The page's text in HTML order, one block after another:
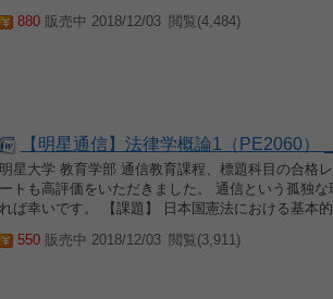
880 販売中 2018/12/03 閲覧(4,484)
【明星通信】法律学概論1（PE2060）
明星大学 教育学部 通信教育課程、標題科目の合格
ートも高評価をいただきました。 通信という孤独
れば幸いです。 【課題】 日本国憲法における基本
550 販売中 2018/12/03 閲覧(3,911)